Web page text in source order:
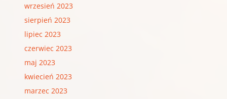
wrzesień 2023
sierpień 2023
lipiec 2023
czerwiec 2023
maj 2023
kwiecień 2023
marzec 2023